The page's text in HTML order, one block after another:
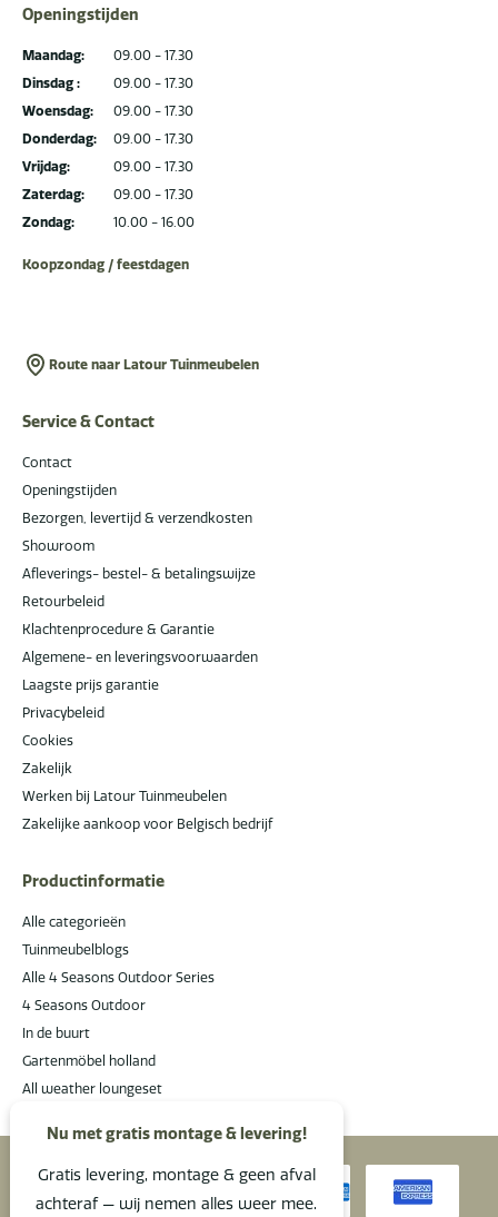
Openingstijden
Maandag:
Dinsdag :
Woensdag:
Donderdag:
Vrijdag:
Zaterdag:
Zondag:
09.00 - 17.30
09.00 - 17.30
09.00 - 17.30
09.00 - 17.30
09.00 - 17.30
09.00 - 17.30
10.00 - 16.00
Koopzondag / feestdagen
Route naar Latour Tuinmeubelen
Service & Contact
Contact
Openingstijden
Bezorgen, levertijd & verzendkosten
Showroom
Afleverings- bestel- & betalingswijze
Retourbeleid
Klachtenprocedure & Garantie
Algemene- en leveringsvoorwaarden
Laagste prijs garantie
Privacybeleid
Cookies
Zakelijk
Werken bij Latour Tuinmeubelen
Zakelijke aankoop voor Belgisch bedrijf
Productinformatie
Alle categorieën
Tuinmeubelblogs
Alle 4 Seasons Outdoor Series
4 Seasons Outdoor
In de buurt
Gartenmöbel holland
All weather loungeset
Nu met gratis montage & levering!
Gratis levering, montage & geen afval
achteraf — wij nemen alles weer mee.